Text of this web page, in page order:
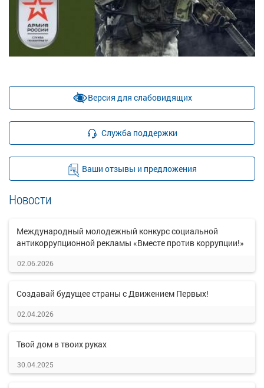
Версия для слабовидящих
Служба поддержки
Ваши отзывы и предложения
Новости
Международный молодежный конкурс социальной
антикоррупционной рекламы «Вместе против коррупции!»
02.06.2026
Создавай будущее страны с Движением Первых!
02.04.2026
Твой дом в твоих руках
30.04.2025